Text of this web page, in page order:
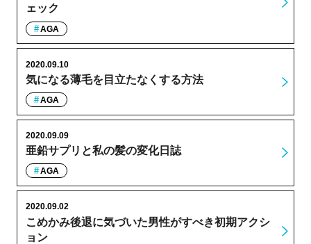
ェック
AGA
気になる薄毛を目立たなくする方法
2020.09.10
AGA
亜鉛サプリと私の髪の変化日誌
2020.09.09
AGA
こめかみ後退に気づいた男性がすべき初期アクシ
ョン
2020.09.02